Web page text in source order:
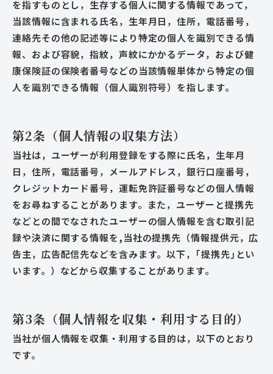
を指すものとし，生存する個人に関する情報であって，
当該情報に含まれる氏名，生年月日，住所，電話番号，
連絡先その他の記述等により特定の個人を識別できる情
報、および容貌，指紋，声紋にかかるデータ，および健
康保険証の保険者番号などの当該情報単体から特定の個
人を識別できる情報（個人識別符号）を指します。
第2条（個人情報の収集方法）
当社は，ユーザーが利用登録をする際に氏名，生年月
日，住所，電話番号，メールアドレス，銀行口座番号，
クレジットカード番号，運転免許証番号などの個人情報
をお尋ねすることがあります。また，ユーザーと提携先
などとの間でなされたユーザーの個人情報を含む取引記
録や決済に関する情報を,当社の提携先（情報提供元，広
告主，広告配信先などを含みます。以下，｢提携先｣とい
います。）などから収集することがあります。
第3条（個人情報を収集・利用する目的）
当社が個人情報を収集・利用する目的は，以下のとおり
です。